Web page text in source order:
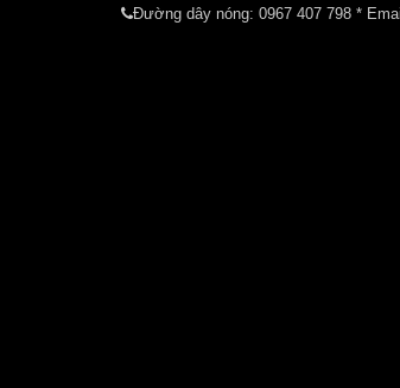
Đường dây nóng: 0967 407 798 *